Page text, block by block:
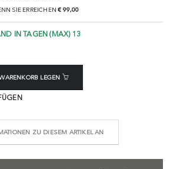
SIE ERREICHEN€ 99,00
IN TAGEN (MAX) 13
LEGEN
ZU DIESEM ARTIKEL AN